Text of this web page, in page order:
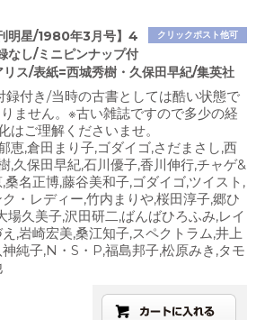
クリックポスト他可
刊明星/1980年3月号】4
なし/ミニピンナップ付
リス/表紙=西城秀樹・久保田早紀/集英社
録付き/当時の古書としては酷い状態で
ません。※古い雑誌ですので多少の経
はご理解くださいませ。
恵,倉田まり子,ゴダイゴ,さだまさし,西
,久保田早紀,石川優子,香川伸行,チャゲ&
名正博,藤谷美和子,ゴダイゴ,ツイスト,
・レディー,竹内まりや,桜田淳子,郷ひ
場久美子,沢田研二,ばんばひろふみ,レイ
,岩崎宏美,桑江知子,スペクトラム,井上
純子,N・S・P,福島邦子,松原みき,タモ